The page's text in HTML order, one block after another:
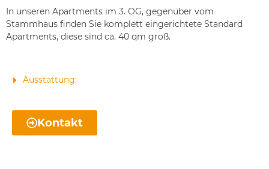
In unseren Apartments im 3. OG, gegenüber vom
Stammhaus finden Sie komplett eingerichtete Standard
Apartments, diese sind ca. 40 qm groß.
Ausstattung:
Kontakt